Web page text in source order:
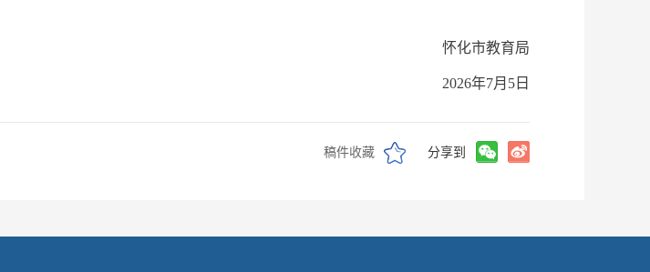
怀化市教育局
2026年7月5日
稿件收藏 分享到